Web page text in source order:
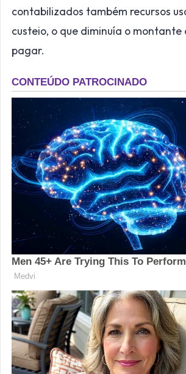
contabilizados também recursos
custeio, o que diminuía o
pagar.